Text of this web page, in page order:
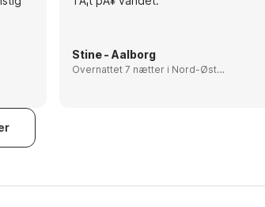
Stine - Aalborg
Overnattet 7 nætter i Nord-Øst